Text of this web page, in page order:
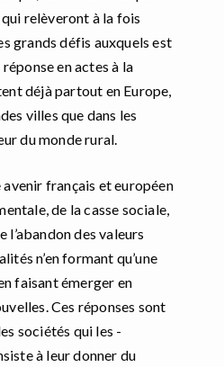
relèveront à la fois
grands défis auxquels est
en actes à la
déjà partout en Europe,
villes que dans les
du monde rural.
français et européen
de la casse sociale,
des valeurs
n’en formant qu’une
faisant émerger en
Ces réponses sont
sociétés qui les
à leur donner du